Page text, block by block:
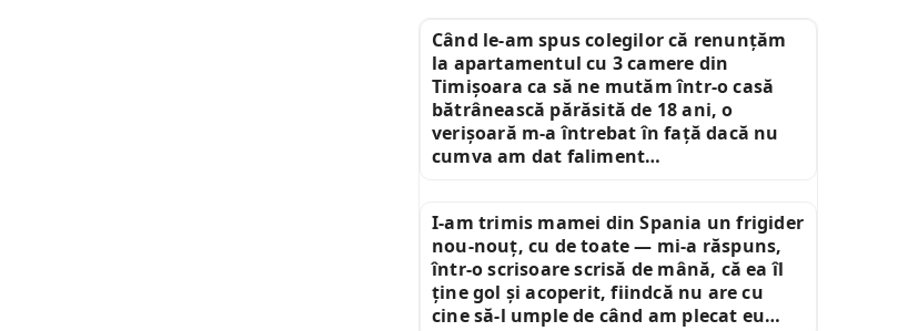
Când le-am spus colegilor că renunțăm
la apartamentul cu 3 camere din
Timișoara ca să ne mutăm într-o casă
bătrânească părăsită de 18 ani, o
verișoară m-a întrebat în față dacă nu
cumva am dat faliment…
I-am trimis mamei din Spania un frigider
nou-nouț, cu de toate — mi-a răspuns,
într-o scrisoare scrisă de mână, că ea îl
ține gol și acoperit, fiindcă nu are cu
cine să-l umple de când am plecat eu…